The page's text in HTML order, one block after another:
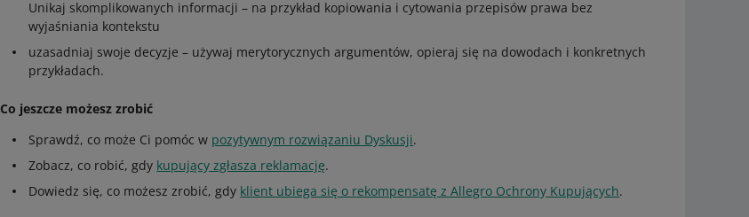
Unikaj skomplikowanych informacji – na przykład kopiowania i cytowania przepisów prawa bez
wyjaśniania kontekstu
uzasadniaj swoje decyzje – używaj merytorycznych argumentów, opieraj się na dowodach i konkretnych
przykładach.
Co jeszcze możesz zrobić
Sprawdź, co może Ci pomóc w pozytywnym rozwiązaniu Dyskusji.
Zobacz, co robić, gdy kupujący zgłasza reklamację.
Dowiedz się, co możesz zrobić, gdy klient ubiega się o rekompensatę z Allegro Ochrony Kupujących.